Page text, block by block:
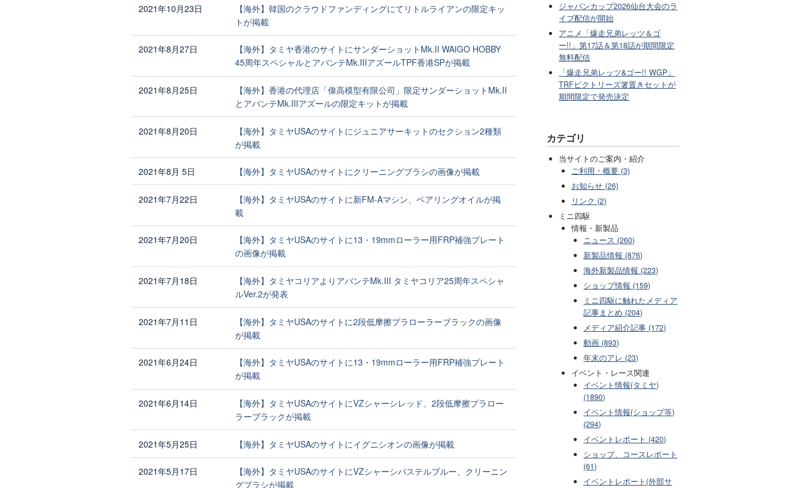
2021年10月23日
【海外】韓国のクラウドファンディングにてリトルライアンの限定キッ
トが掲載
2021年8月27日
【海外】タミヤ香港のサイトにサンダーショットMk.II WAIGO HOBBY
45周年スペシャルとアバンテMk.IIIアズールTPF香港SPが掲載
2021年8月25日
【海外】香港の代理店「偉高模型有限公司」限定サンダーショットMk.II
とアバンテMk.IIIアズールの限定キットが掲載
2021年8月20日
【海外】タミヤUSAのサイトにジュニアサーキットのセクション2種類
が掲載
2021年8月 5日 【海外】タミヤUSAのサイトにクリーニングブラシの画像が掲載
2021年7月22日
【海外】タミヤUSAのサイトに新FM-Aマシン、ベアリングオイルが掲
載
2021年7月20日
【海外】タミヤUSAのサイトに13・19mmローラー用FRP補強プレート
の画像が掲載
2021年7月18日
【海外】タミヤコリアよりアバンテMk.III タミヤコリア25周年スペシャ
ルVer.2が発表
2021年7月11日
【海外】タミヤUSAのサイトに2段低摩擦プラローラーブラックの画像
が掲載
2021年6月24日
【海外】タミヤUSAのサイトに13・19mmローラー用FRP補強プレート
が掲載
2021年6月14日
【海外】タミヤUSAのサイトにVZシャーシレッド、2段低摩擦プラロー
ラーブラックが掲載
2021年5月25日 【海外】タミヤUSAのサイトにイグニシオンの画像が掲載
2021年5月17日
【海外】タミヤUSAのサイトにVZシャーシパステルブルー、クリーニン
グブラシが掲載
ジャパンカップ2026仙台大会のラ
イブ配信が開始
アニメ「爆走兄弟レッツ＆ゴ
ー!!」第17話＆第18話が期間限定
無料配信
「爆走兄弟レッツ&ゴー!! WGP」
TRFビクトリーズ箸置きセットが
期間限定で発売決定
カテゴリ
当サイトのご案内・紹介
ご利用・概要 (3)
お知らせ (26)
リンク (2)
ミニ四駆
情報・新製品
ニュース (260)
新製品情報 (876)
海外新製品情報 (223)
ショップ情報 (159)
ミニ四駆に触れたメディア
記事まとめ (204)
メディア紹介記事 (172)
動画 (893)
年末のアレ (23)
イベント・レース関連
イベント情報(タミヤ)
(1890)
イベント情報(ショップ等)
(294)
イベントレポート (420)
ショップ、コースレポート
(61)
イベントレポート(外部サ